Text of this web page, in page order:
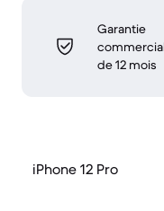
Garantie
de 12 mois
iPhone 12 Pro